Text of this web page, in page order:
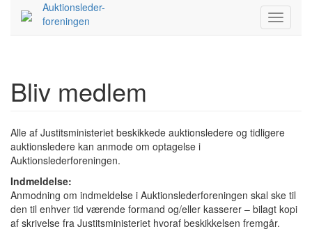
Auktionsleder-
foreningen
Bliv medlem
Alle af Justitsministeriet beskikkede auktionsledere og tidligere
auktionsledere kan anmode om optagelse i
Auktionslederforeningen.
Indmeldelse:
Anmodning om indmeldelse i Auktionslederforeningen skal ske til
den til enhver tid værende formand og/eller kasserer – bilagt kopi
af skrivelse fra Justitsministeriet hvoraf beskikkelsen fremgår.